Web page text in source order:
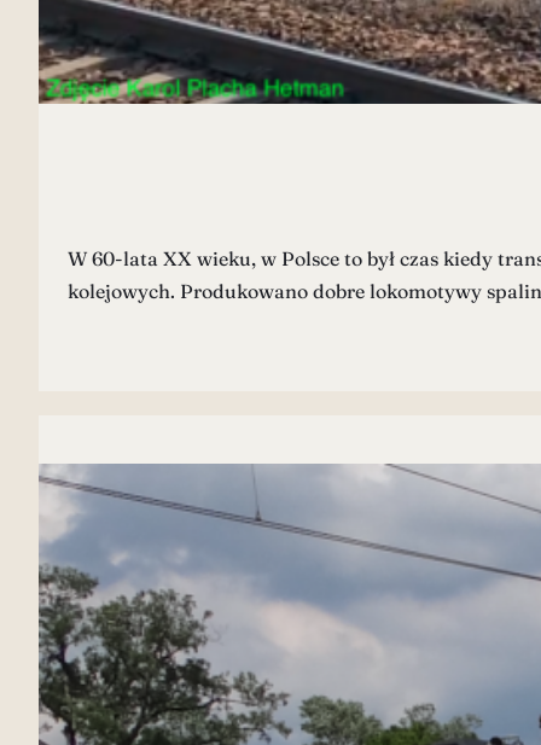
W 60-lata XX wieku, w Polsce to był czas kiedy
kolejowych. Produkowano dobre lokomotywy